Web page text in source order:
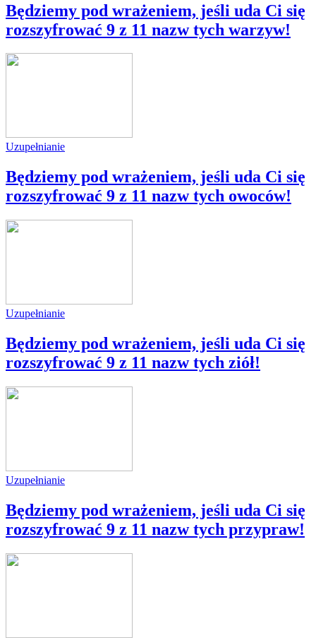
Będziemy pod wrażeniem, jeśli uda Ci się
rozszyfrować 9 z 11 nazw tych warzyw!
Uzupełnianie
Będziemy pod wrażeniem, jeśli uda Ci się
rozszyfrować 9 z 11 nazw tych owoców!
Uzupełnianie
Będziemy pod wrażeniem, jeśli uda Ci się
rozszyfrować 9 z 11 nazw tych ziół!
Uzupełnianie
Będziemy pod wrażeniem, jeśli uda Ci się
rozszyfrować 9 z 11 nazw tych przypraw!